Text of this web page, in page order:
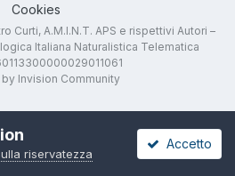
Cookies
Curti, A.M.I.N.T. APS e rispettivi Autori –
Italiana Naturalistica Telematica
Invision Community
riservatezza
Accetto